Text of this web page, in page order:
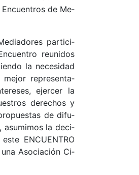
de Me­
par­ti­ci­
reu­ni­dos
la ne­ce­si­dad
me­jor re­pre­sen­ta­
ejer­cer la
de­re­chos y
de di­fu­
asu­mi­mos la de­ci­
EN­CUEN­TRO
una Aso­cia­ción Ci­